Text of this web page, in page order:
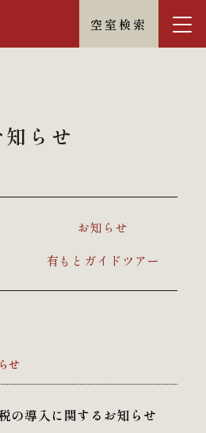
空室検索
知らせ
お知らせ
有もとガイドツアー
せ
の導入に関するお知らせ